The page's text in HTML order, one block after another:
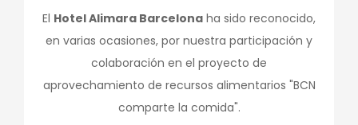
El Hotel Alimara Barcelona ha sido reconocido,
en varias ocasiones, por nuestra participación y
colaboración en el proyecto de
aprovechamiento de recursos alimentarios "BCN
comparte la comida".